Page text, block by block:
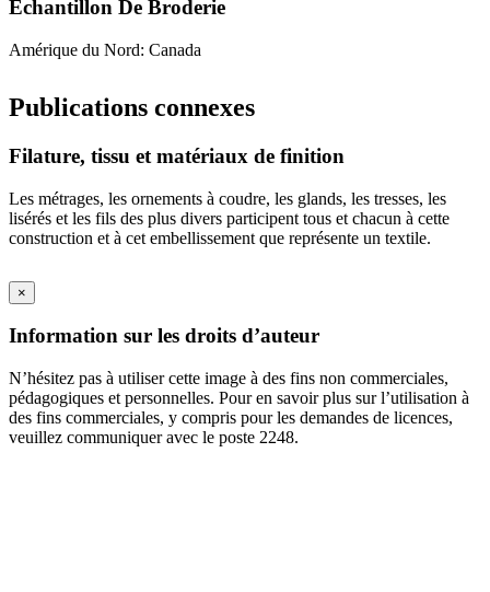
Échantillon De Broderie
Amérique du Nord: Canada
Publications connexes
Filature, tissu et matériaux de finition
Les métrages, les ornements à coudre, les glands, les tresses, les
lisérés et les fils des plus divers participent tous et chacun à cette
construction et à cet embellissement que représente un textile.
×
Information sur les droits d’auteur
N’hésitez pas à utiliser cette image à des fins non commerciales,
pédagogiques et personnelles. Pour en savoir plus sur l’utilisation à
des fins commerciales, y compris pour les demandes de licences,
veuillez communiquer avec le poste 2248.